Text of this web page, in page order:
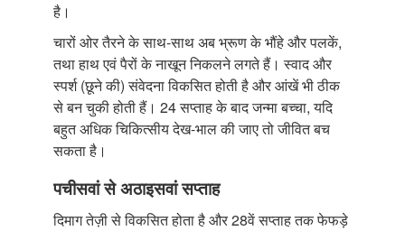
है।
चारों ओर तैरने के साथ-साथ अब भ्रूण के भौंहे और पलकें,
तथा हाथ एवं पैरों के नाखून निकलने लगते हैं। स्वाद और
स्पर्श (छूने की) संवेदना विकसित होती है और आंखें भी ठीक
से बन चुकी होती हैं। 24 सप्ताह के बाद जन्मा बच्चा, यदि
बहुत अधिक चिकित्सीय देख-भाल की जाए तो जीवित बच
सकता है।
पचीसवां से अठाइसवां सप्ताह
दिमाग तेज़ी से विकसित होता है और 28वें सप्ताह तक फेफड़े